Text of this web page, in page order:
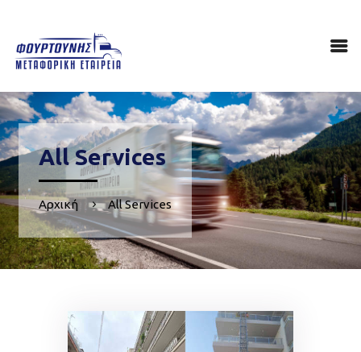
All Services
Αρχική All Services
ΑΡΧΙΚΉ
ΥΠΗΡΕΣΊΕΣ
ΕΠΙΚΟΙΝΩΝΊΑ